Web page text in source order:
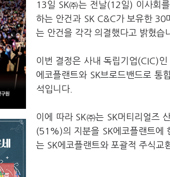
13일 SK㈜는 전날(12일) 이사회
하는 안건과 SK C&C가 보유한
는 안건을 각각 의결했다고 밝혔습
이번 결정은 사내 독립기업(CIC)
에코플랜트와 SK브로드밴드로 통
석입니다.
이에 따라 SK㈜는 SK머티리얼즈
(51%)의 지분을 SK에코플랜트에
는 SK에코플랜트와 포괄적 주식교